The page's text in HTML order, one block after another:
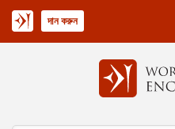
দান করুন